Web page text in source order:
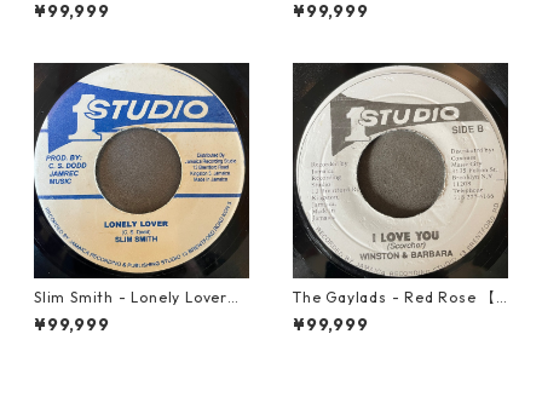
¥99,999 ¥99,999
Slim Smith - Lonely Lover
【7-21921】
¥99,999
The Gaylads - Red Rose 【7
-21853】
¥99,999